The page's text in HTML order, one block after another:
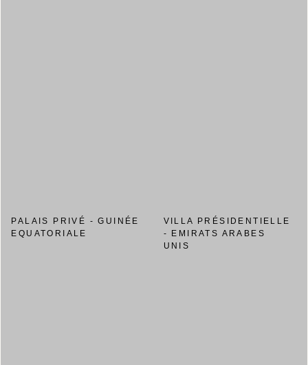
PALAIS PRIVÉ - GUINÉE
EQUATORIALE
VILLA PRÉSIDENTIELLE
- EMIRATS ARABES
UNIS